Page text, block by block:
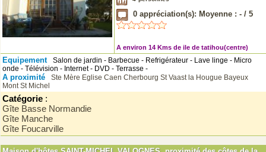
0 appréciation(s): Moyenne : - / 5
A environ 14 Kms de ile de tatihou(centre)
Equipement
Salon de jardin - Barbecue - Refrigérateur - Lave linge - Micro
onde - Télévision - Internet - DVD - Terrasse -
A proximité Ste Mère Eglise Caen Cherbourg St Vaast la Hougue Bayeux
Mont St Michel
Catégorie :
Gîte Basse Normandie
Gîte Manche
Gîte Foucarville